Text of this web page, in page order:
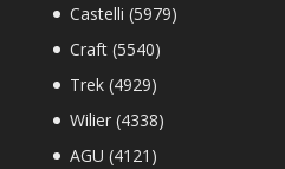
Castelli (5979)
Craft (5540)
Trek (4929)
Wilier (4338)
AGU (4121)